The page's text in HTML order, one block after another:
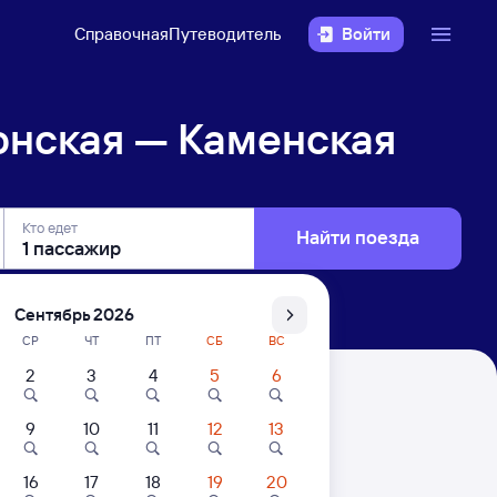
СправочнаяПутеводитель Войти
— Каменская
Кто едет Найти поезда
Цены за 1 пассажира
Сентябрь 2026
СР ЧТ ПТ СБ ВС
2 3 4 5 6
9 10 11 12 13
16 17 18 19 20